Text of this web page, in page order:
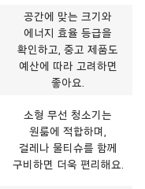
공간에 맞는 크기와
에너지 효율 등급을
확인하고, 중고 제품도
예산에 따라 고려하면
좋아요.
소형 무선 청소기는
원룸에 적합하며,
걸레나 물티슈를 함께
구비하면 더욱 편리해요.